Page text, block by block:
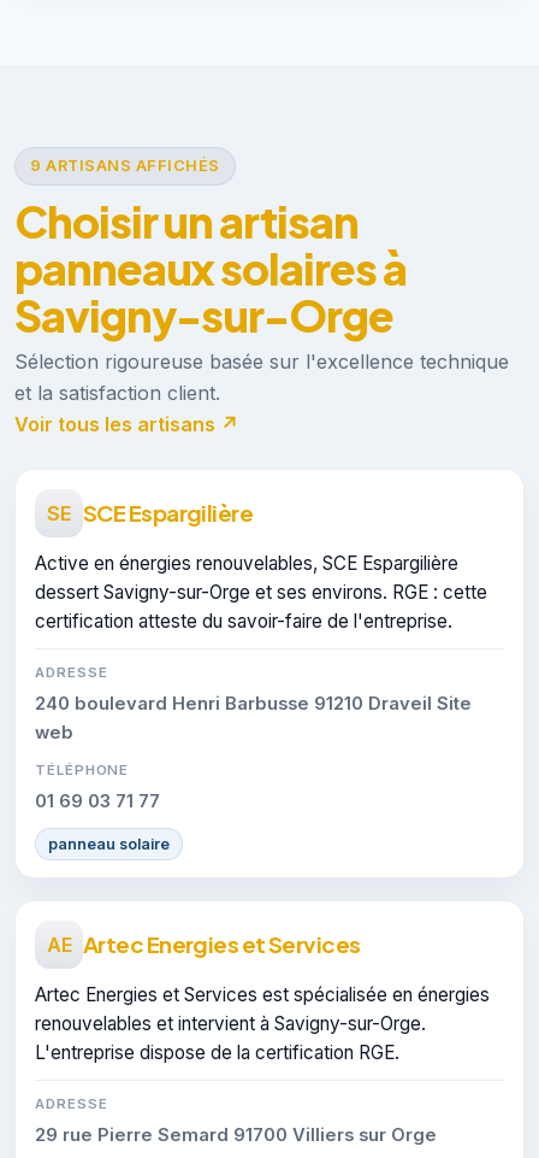
9 ARTISANS AFFICHÉS
Choisir un artisan
panneaux solaires à
Savigny-sur-Orge
Sélection rigoureuse basée sur l'excellence technique
et la satisfaction client.
Voir tous les artisans ↗
SE SCE Espargilière
Active en énergies renouvelables, SCE Espargilière
dessert Savigny-sur-Orge et ses environs. RGE : cette
certification atteste du savoir-faire de l'entreprise.
ADRESSE
240 boulevard Henri Barbusse 91210 Draveil Site
web
TÉLÉPHONE
01 69 03 71 77
panneau solaire
AE Artec Energies et Services
Artec Energies et Services est spécialisée en énergies
renouvelables et intervient à Savigny-sur-Orge.
L'entreprise dispose de la certification RGE.
ADRESSE
29 rue Pierre Semard 91700 Villiers sur Orge